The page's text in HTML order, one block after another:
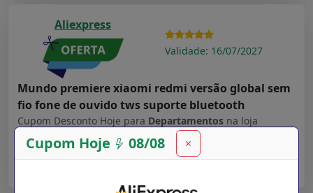
Aliexpress
Validade: 16/07/2027
Mundo premiere xiaomi redmi versão global sem
fio fone de ouvido tws suporte bluetooth
Cupom Desconto Hoje para Departamentos na loja
Aliexpress
➤ Ver Oferta
Cupom Hoje 08/08 ×